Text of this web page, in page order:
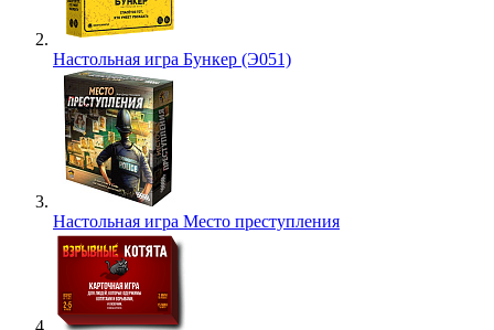
Настольная игра Бункер (Э051)
Настольная игра Место преступления